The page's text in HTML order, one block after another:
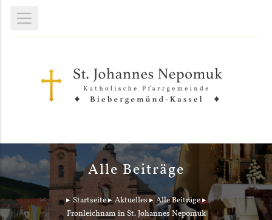
Alle Beiträge
Startseite Aktuelles
Alle Beiträge
Fronleichnam in St. Johannes Nepomuk